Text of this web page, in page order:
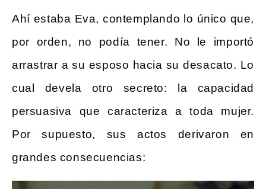
Ahí estaba Eva, contemplando lo único que,
por orden, no podía tener. No le importó
arrastrar a su esposo hacia su desacato. Lo
cual devela otro secreto: la capacidad
persuasiva que caracteriza a toda mujer.
Por supuesto, sus actos derivaron en
grandes consecuencias: